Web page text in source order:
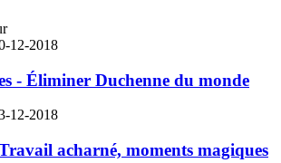
12-2018
- Éliminer Duchenne du monde
12-2018
acharné, moments magiques